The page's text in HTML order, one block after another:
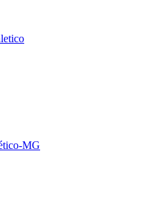
MG